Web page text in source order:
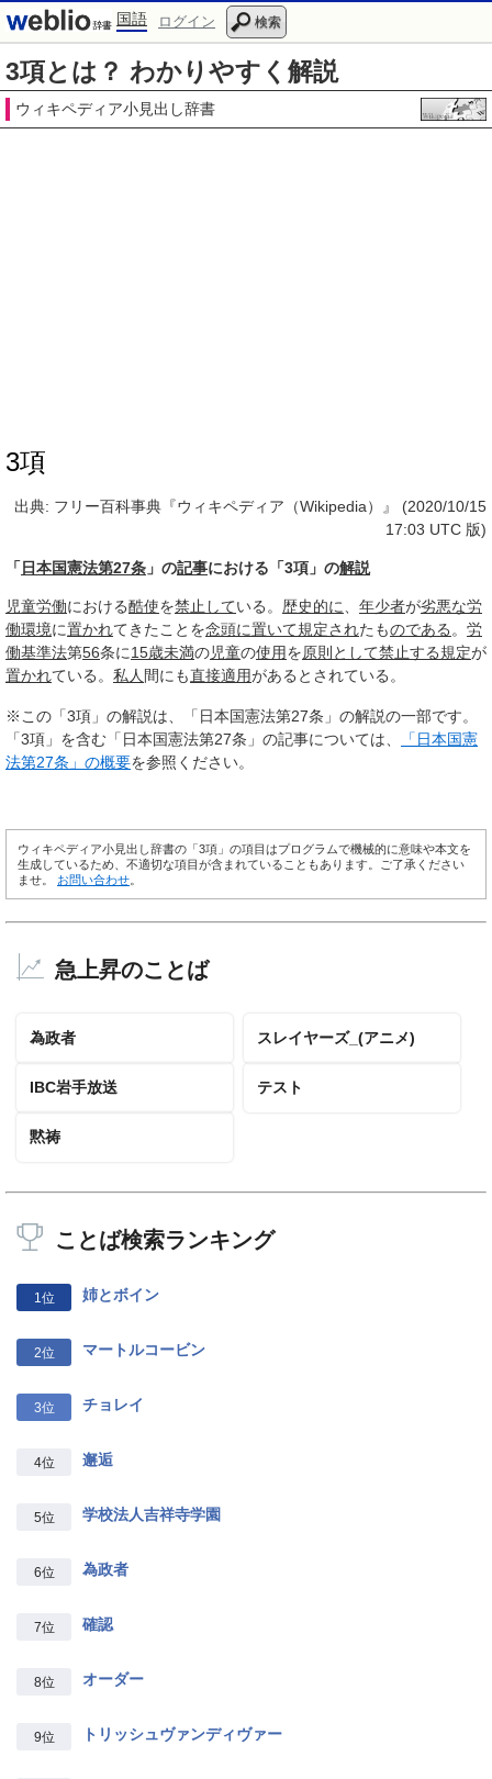
国語 ログイン 検索
3項とは？ わかりやすく解説
ウィキペディア小見出し辞書
3項
出典: フリー百科事典『ウィキペディア（Wikipedia）』 (2020/10/15
17:03 UTC 版)
「 日本国憲法第27条 」の記事における「3項」の解説
児童労働における酷使を禁止している。 歴史的に 年少者が劣悪な労
働環境に置かれてきたことを念頭に置いて規定されたものである 。 労
働基準法第56条に15歳未満の児童の使用を原則として禁止する規定が
置かれている。 私人 間にも直接適用があるとされている。
※この「3項」の解説は、「日本国憲法第27条」の解説の一部です。
「3項」を含む「日本国憲法第27条」の記事については、
「日本国憲
法第27条」の概要を参照ください。
ウィキペディア小見出し辞書の「3項」の項目はプログラムで機械的に意味や本文を
生成しているため、不適切な項目が含まれていることもあります。ご了承ください
ませ。 お問い合わせ
急上昇のことば
為政者 スレイヤーズ_(アニメ)
IBC岩手放送 テスト
黙祷
ことば検索ランキング
1位 姉とボイン
2位 マートルコービン
3位 チョレイ
4位 邂逅
5位 学校法人吉祥寺学園
6位 為政者
7位 確認
8位 オーダー
9位 トリッシュヴァンディヴァー